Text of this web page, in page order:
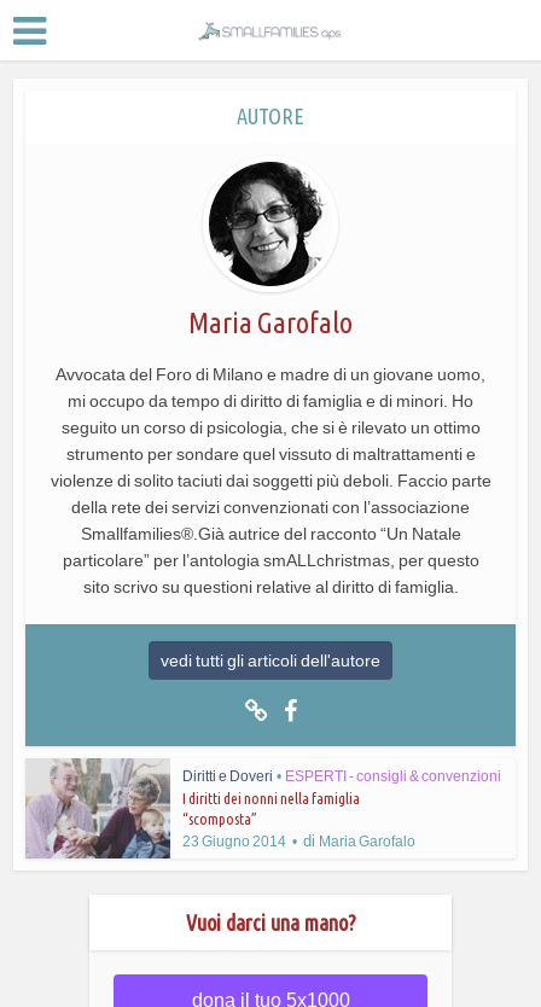
AUTORE
Maria Garofalo
Avvocata del Foro di Milano e madre di un giovane uomo,
mi occupo da tempo di diritto di famiglia e di minori. Ho
seguito un corso di psicologia, che si è rilevato un ottimo
strumento per sondare quel vissuto di maltrattamenti e
violenze di solito taciuti dai soggetti più deboli. Faccio parte
della rete dei servizi convenzionati con l’associazione
Smallfamilies®.Già autrice del racconto “Un Natale
particolare” per l’antologia smALLchristmas, per questo
sito scrivo su questioni relative al diritto di famiglia.
vedi tutti gli articoli dell'autore
Diritti e Doveri • ESPERTI - consigli & convenzioni
I diritti dei nonni nella famiglia
“scomposta”
23 Giugno 2014
di Maria Garofalo
Vuoi darci una mano?
dona il tuo 5x1000